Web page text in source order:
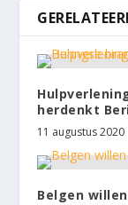
herdenkt
11 augustus 2020
Belgen